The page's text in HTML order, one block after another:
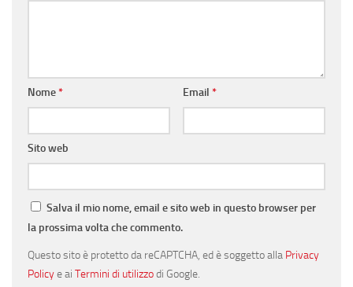
Nome* Email *
Sito web
Salva il mio nome, email e sito web in questo browser per
la prossima volta che commento.
Questo sito è protetto da reCAPTCHA, ed è soggetto alla Privacy
Policye ai Termini di utilizzodi Google.